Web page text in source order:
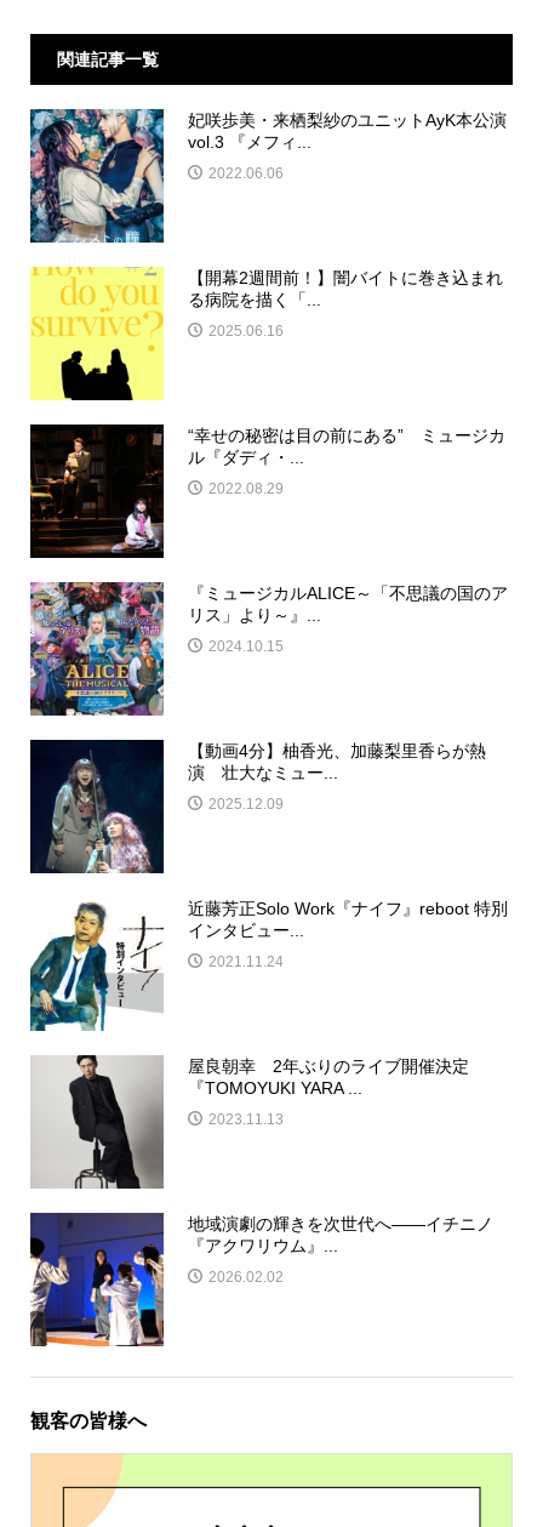
関連記事一覧
妃咲歩美・来栖梨紗のユニットAyK本公演
vol.3 『メフィ...
2022.06.06
【開幕2週間前！】闇バイトに巻き込まれ
る病院を描く「...
2025.06.16
“幸せの秘密は目の前にある” ミュージカ
ル『ダディ・...
2022.08.29
『ミュージカルALICE～「不思議の国のア
リス」より～』...
2024.10.15
【動画4分】柚香光、加藤梨里香らが熱
演 壮大なミュー...
2025.12.09
近藤芳正Solo Work『ナイフ』reboot 特別
インタビュー...
2021.11.24
屋良朝幸 2年ぶりのライブ開催決定
『TOMOYUKI YARA ...
2023.11.13
地域演劇の輝きを次世代へ――イチニノ
『アクワリウム』...
2026.02.02
観客の皆様へ